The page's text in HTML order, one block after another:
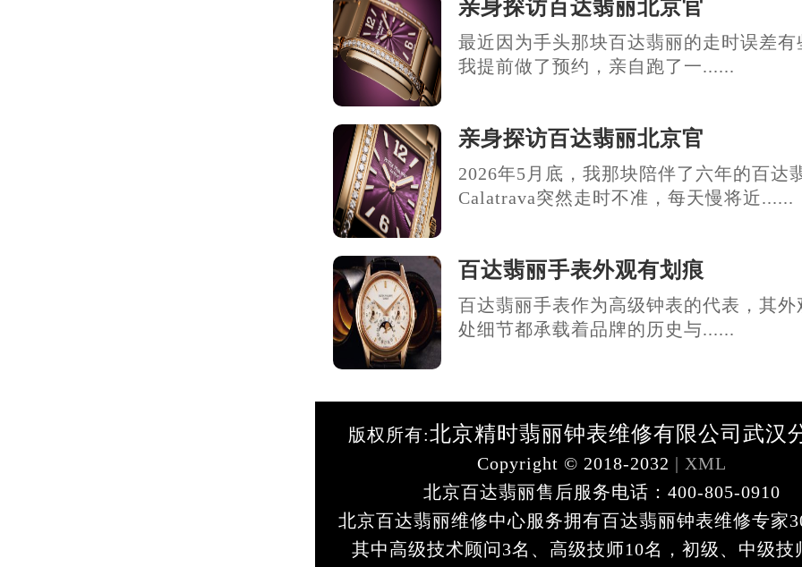
亲身探访百达翡丽北京官
最近因为手头那块百达翡丽的走时误差有
我提前做了预约，亲自跑了一......
亲身探访百达翡丽北京官
2026年5月底，我那块陪伴了六年的百达
Calatrava突然走时不准，每天慢将近......
百达翡丽手表外观有划痕
百达翡丽手表作为高级钟表的代表，其外
处细节都承载着品牌的历史与......
版权所有:北京精时翡丽钟表维修有限公司武汉
Copyright © 2018-2032 | XML
北京百达翡丽售后服务电话：400-805-0910
北京百达翡丽维修中心服务拥有百达翡丽钟表维修专家
其中高级技术顾问3名、高级技师10名，初级、中级技